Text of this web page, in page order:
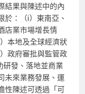
結果與陳述中的內
於：（i）東南亞、
店業市場增長情
本地及全球經濟狀
政府審批與監管政
研發、落地並商業
未來業務發展、運
性陳述可透過「可